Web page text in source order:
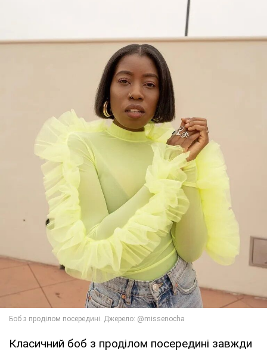
Класичний боб з проділом посередині завжди